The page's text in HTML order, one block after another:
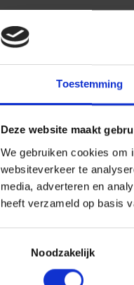
Toestemming
Deze website maakt
We gebruiken cookies om
websiteverkeer te
media, adverteren en
heeft verzameld op basis
Noodzakelijk